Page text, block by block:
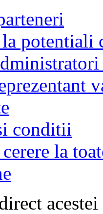
la potentiali
conditii
la